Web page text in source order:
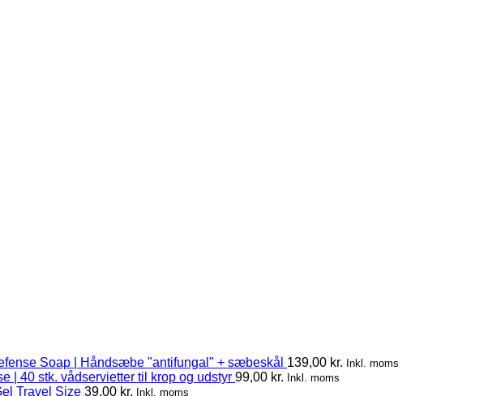
leveret top kvalitet til
Xande Ribeiro og
Soap | Håndsæbe "antifungal" + sæbeskål 139,00 kr. Inkl. moms
| 40 stk. vådservietter til krop og udstyr 99,00 kr. Inkl. moms
Travel Size 39,00 kr. Inkl. moms